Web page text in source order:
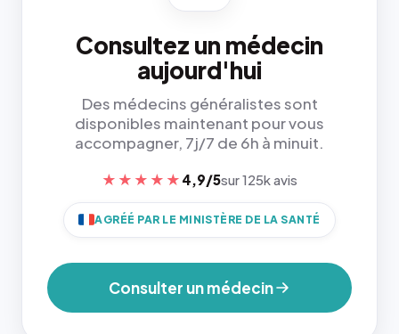
Consultez un médecin
aujourd'hui
Des médecins généralistes sont
disponibles maintenant pour vous
accompagner, 7j/7 de 6h à minuit.
★★★★★ 4,9/5sur 125k avis
AGRÉÉ PAR LE MINISTÈRE DE LA SANTÉ
Consulter un médecin